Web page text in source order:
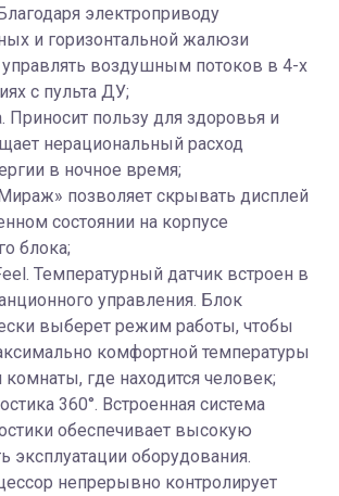
электроприводу
и горизонтальной жалюзи
воздушным потоков в 4-х
с пульта ДУ;
Приносит пользу для здоровья и
нерациональный расход
в ночное время;
позволяет скрывать дисплей
состоянии на корпусе
блока;
Температурный датчик встроен в
управления. Блок
выберет режим работы, чтобы
комфортной температуры
комнаты, где находится человек;
360°. Встроенная система
обеспечивает высокую
эксплуатации оборудования.
непрерывно контролирует